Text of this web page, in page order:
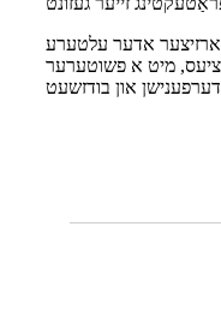
אדער עלטערע
מיט א פשוטערער